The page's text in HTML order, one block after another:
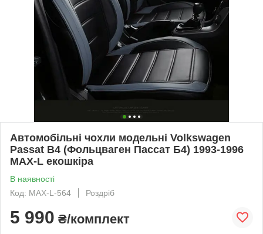
Автомобільні чохли модельні Volkswagen
Passat B4 (Фольцваген Пассат Б4) 1993-1996
MAX-L екошкіра
В наявності
Код: MAX-L-564
Роздріб
5 990 ₴/комплект